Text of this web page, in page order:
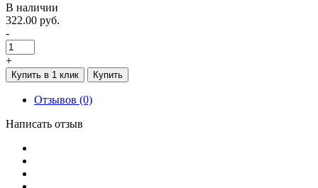
В наличии
322.00 руб.
-
+
Купить в 1 клик Купить
Отзывов (0)
Написать отзыв